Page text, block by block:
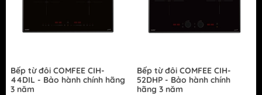
Bếp từ đôi COMFEE CIH-
44DIL - Bảo hành chính hãng
3 năm
Bếp từ đôi COMFEE CIH-
52DHP - Bảo hành chính
hãng 3 năm